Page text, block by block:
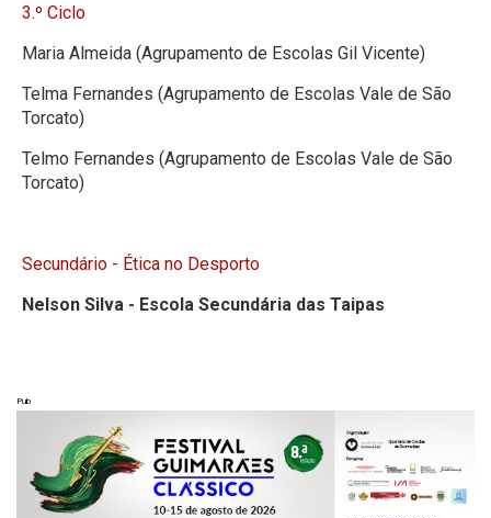
3.º Ciclo
Maria Almeida (Agrupamento de Escolas Gil Vicente)
Telma Fernandes (Agrupamento de Escolas Vale de São
Torcato)
Telmo Fernandes (Agrupamento de Escolas Vale de São
Torcato)
Secundário - Ética no Desporto
Nelson Silva - Escola Secundária das Taipas
Pub